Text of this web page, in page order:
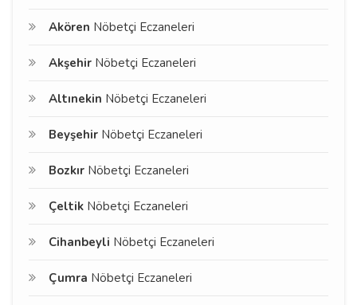
Akören Nöbetçi Eczaneleri
Akşehir Nöbetçi Eczaneleri
Altınekin Nöbetçi Eczaneleri
Beyşehir Nöbetçi Eczaneleri
Bozkır Nöbetçi Eczaneleri
Çeltik Nöbetçi Eczaneleri
Cihanbeyli Nöbetçi Eczaneleri
Çumra Nöbetçi Eczaneleri